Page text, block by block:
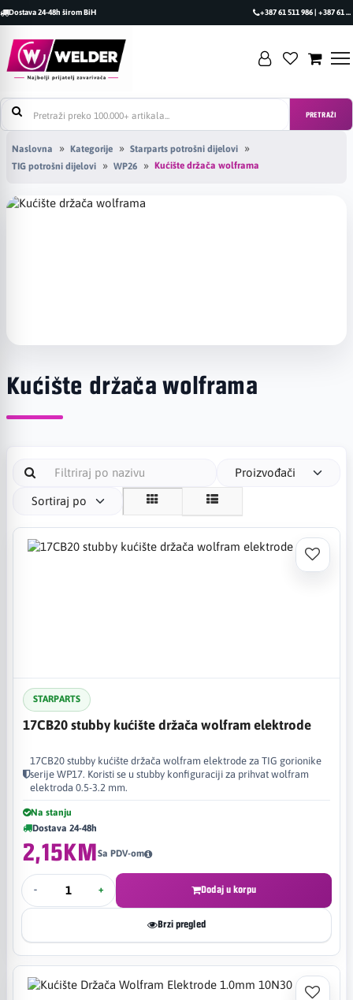
Dostava 24-48h širom BiH +387 61 511 986 | +387 61 493 470
PRETRAŽI
Naslovna Kategorije
Starparts potrošni dijelovi
TIG potrošni dijelovi
WP26 Kućište držača wolframa
Kućište držača wolframa
Proizvođači
Sortiraj po
STARPARTS
17CB20 stubby kućište držača wolfram elektrode
17CB20 stubby kućište držača wolfram elektrode za TIG gorionike
serije WP17. Koristi se u stubby konfiguraciji za prihvat wolfram
elektroda 0.5-3.2 mm.
Na stanju
Dostava 24-48h
2,15KMSa PDV-om
- + Dodaj u korpu
Brzi pregled